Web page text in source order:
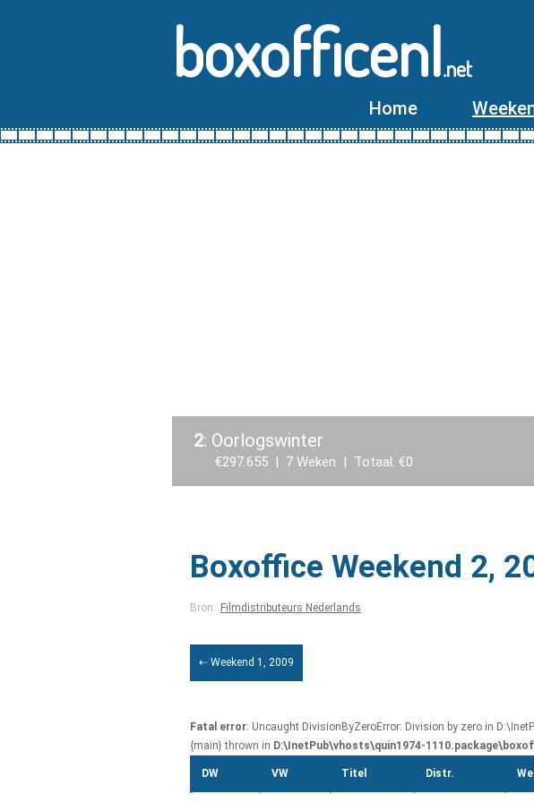
boxofficenl.net
Home
2: Oorlogswinter
€297.655 | 7 Weken | Totaal: €0
Boxoffice Weekend 2,
Bron: Filmdistributeurs Nederlands
⇠ Weekend 1, 2009
Fatal error: Uncaught DivisionByZeroError: Division by zero in
{main} thrown in D:\InetPub\vhosts\quin1974-
DW VW Titel Distr.